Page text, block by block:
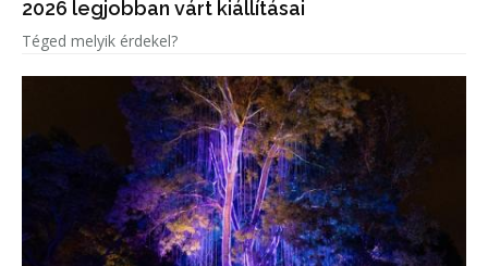
2026 legjobban várt kiállításai
Téged melyik érdekel?